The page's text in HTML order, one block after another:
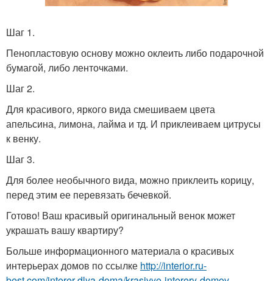
Шаг 1.
Пенопластовую основу можно оклеить либо подарочной
бумагой, либо ленточками.
Шаг 2.
Для красивого, яркого вида смешиваем цвета
апельсина, лимона, лайма и тд. И приклеиваем цитрусы
к венку.
Шаг 3.
Для более необычного вида, можно приклеить корицу,
перед этим ее перевязать бечевкой.
Готово! Ваш красивый оригинальный венок может
украшать вашу квартиру?
Больше информационного материала о красивых
интерьерах домов по ссылке http://interior.ru-